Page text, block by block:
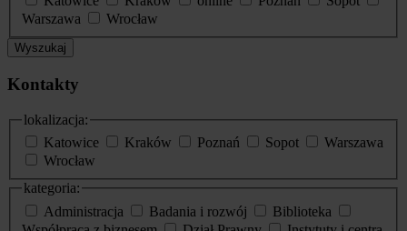
Warszawa
Wrocław
Wyszukaj
Kontakty
lokalizacja:
Katowice
Kraków Poznań Sopot
Warszawa
Wrocław
kategoria:
Administracja
Badania i rozwój
Biblioteka